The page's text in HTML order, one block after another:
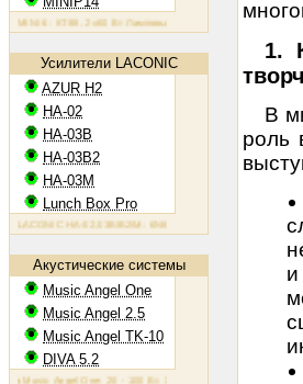
6: KT88, 2х60 ВтЛамповый усилитель MINIP1: 6AQ5, 2х10
Усилители LACONIC
AZUR H2
HA-02
HA-03B
HA-03B2
HA-03M
Lunch Box Pro
HA-02,03B/B2/M: 6N6P, 2х1,2 Вт на 300 Ом
Акустические системы
Music Angel One
Music Angel 2.5
Music Angel TK-10
DIVA 5.2
Angel One: 20 - 100 Вт, 38 Гц - 30 кГц, 86 Дб/Вт/м
1.
В
роль